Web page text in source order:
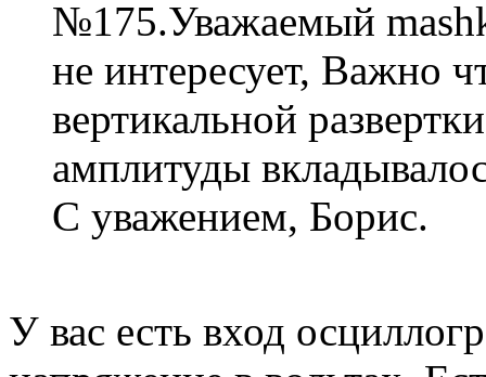
№175.Уважаемый
не интересует, Важно
вертикальной
амплитуды
С уважением, Борис.
У вас есть вход